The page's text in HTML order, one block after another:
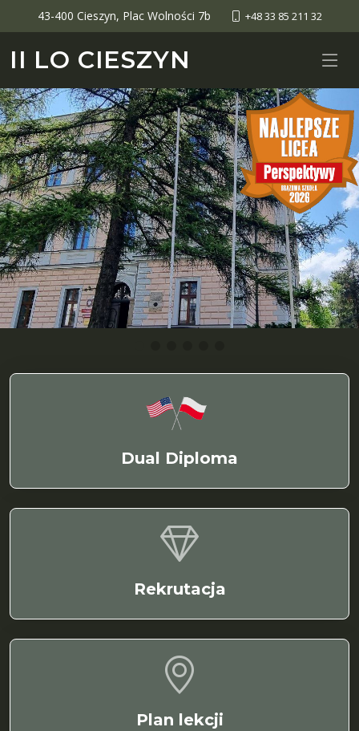
43-400 Cieszyn, Plac Wolności 7b +48 33 85 211 32
II LO CIESZYN
Dual Diploma
Rekrutacja
Plan lekcji